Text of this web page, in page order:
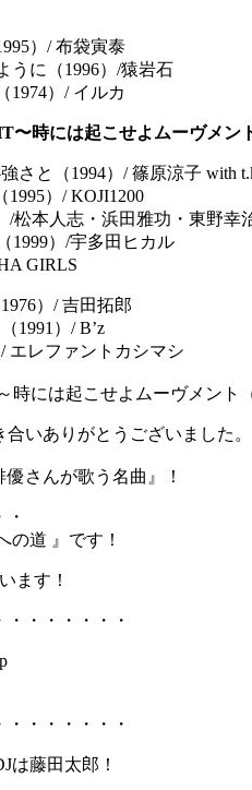
）/ 布袋寅泰
に（1996）/猿岩石
1974）/ イルカ
〜時には起こせよムーヴメン
さと（1994）/ 篠原涼子 with
）/ KOJI1200
/松本人志・浜田雅功・東野幸
1999）/宇多田ヒカル
GIRLS
）/ 吉田拓郎
1991）/ B’z
エレファントカシマシ
時には起こせよムーヴメント
いありがとうございました。
さんが歌う名曲』！
の道 』です！
ます！
・・・・・・・
・・・・・・・
は藤田太郎！